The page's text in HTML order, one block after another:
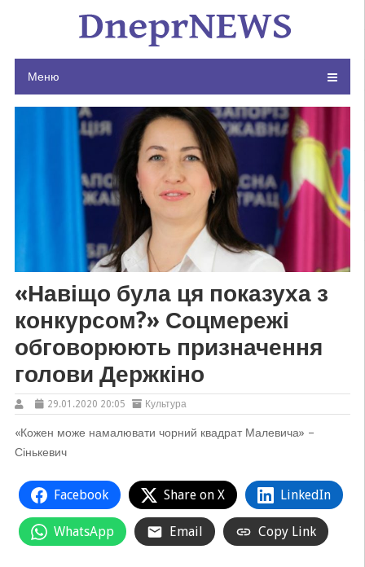
Меню
«Навіщо була ця показуха з
конкурсом?» Соцмережі
обговорюють призначення
голови Держкіно
29.01.2020 20:05 Культура
«Кожен може намалювати чорний квадрат Малевича» –
Сінькевич
Facebook Share on X LinkedIn
WhatsApp Email Copy Link